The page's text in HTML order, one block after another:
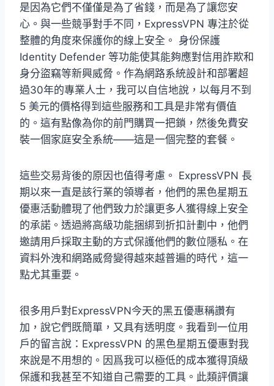
是因為它們不僅僅是為了省錢，而是為了讓您安
心。與一些競爭對手不同，ExpressVPN 專注於從
整體的角度來保護你的線上安全。 身份保護
Identity Defender 等功能使其能夠應對信用詐欺和
身分盜竊等新興威脅。作為網路系統設計和部署超
過30年的專業人士，我可以自信地說，以每月不到
5 美元的價格得到這些服務和工具是非常有價值
的。這有點像為你的前門購買一把鎖，然後免費安
裝一個家庭安全系統——這是一個完整的套餐。
這些交易背後的原因也值得考慮。 ExpressVPN 長
期以來一直是該行業的領導者，他們的黑色星期五
優惠活動體現了他們致力於讓更多人獲得線上安全
的承諾。透過將高級功能捆綁到折扣計劃中，他們
邀請用戶採取主動的方式保護他們的數位隱私。在
資料外洩和網路威脅變得越來越普遍的時代，這一
點尤其重要。
很多用戶對ExpressVPN今天的黑五優惠稱讚有
加，說它們既簡單，又具有透明度。我看到一位用
戶的留言說：ExpressVPN 的黑色星期五優惠對我
來說是不用想的。因爲我可以極低的成本獲得頂級
保護和我甚至不知道自己需要的工具。此類評價讓